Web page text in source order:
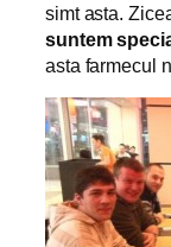
simt asta.
suntem
asta farmecul